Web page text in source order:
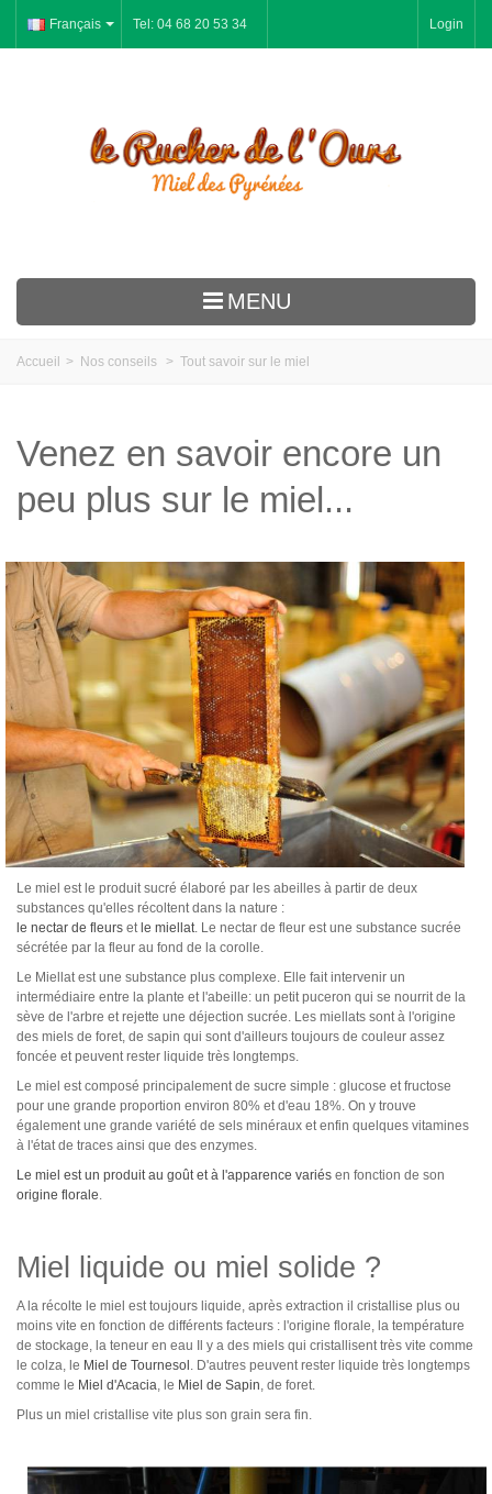
Français Tel: 04 68 20 53 34 Login
MENU
Douceurs et Coffrets Cadeaux
Miel et Apiculture
Recettes
Accueil > Nos conseils > Tout savoir sur le miel
Venez en savoir encore un
peu plus sur le miel...
Le miel est le produit sucré élaboré par les abeilles à partir de deux
substances qu'elles récoltent dans la nature :
le nectar de fleurs et le miellat. Le nectar de fleur est une substance sucrée
sécrétée par la fleur au fond de la corolle.
Le Miellat est une substance plus complexe. Elle fait intervenir un
intermédiaire entre la plante et l'abeille: un petit puceron qui se nourrit de la
sève de l'arbre et rejette une déjection sucrée. Les miellats sont à l'origine
des miels de foret, de sapin qui sont d'ailleurs toujours de couleur assez
foncée et peuvent rester liquide très longtemps.
Le miel est composé principalement de sucre simple : glucose et fructose
pour une grande proportion environ 80% et d'eau 18%. On y trouve
également une grande variété de sels minéraux et enfin quelques vitamines
à l'état de traces ainsi que des enzymes.
Le miel est un produit au goût et à l'apparence variés en fonction de son
origine florale.
Miel liquide ou miel solide ?
A la récolte le miel est toujours liquide, après extraction il cristallise plus ou
moins vite en fonction de différents facteurs : l'origine florale, la température
de stockage, la teneur en eau Il y a des miels qui cristallisent très vite comme
le colza, le Miel de Tournesol . D'autres peuvent rester liquide très longtemps
comme le Miel d'Acacia, le Miel de Sapin, de foret.
Plus un miel cristallise vite plus son grain sera fin.